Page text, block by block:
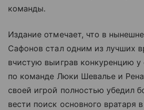
команды.
Издание отмечает, что в
Сафонов стал одним из лучших
вчистую выиграв конкуренцию у
по команде Люки Шевалье и
своей игрой полностью убедил
вести поиск основного вратаря